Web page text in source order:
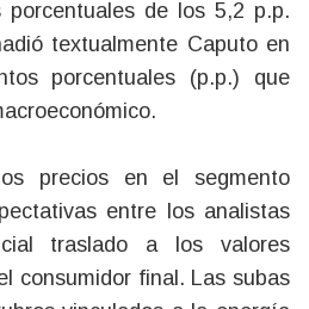
porcentuales de los 5,2 p.p.
textualmente Caputo en
porcentuales (p.p.) que
precios en el segmento
entre los analistas
traslado a los valores
consumidor final. Las subas